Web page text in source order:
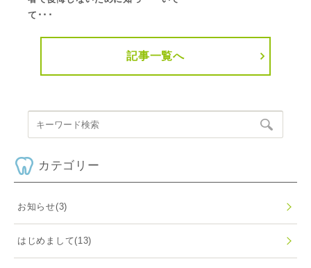
て･･･
記事一覧へ
カテゴリー
お知らせ(3)
はじめまして(13)